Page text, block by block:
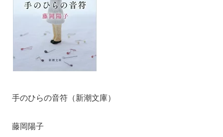
手のひらの音符（新潮文庫）
藤岡陽子